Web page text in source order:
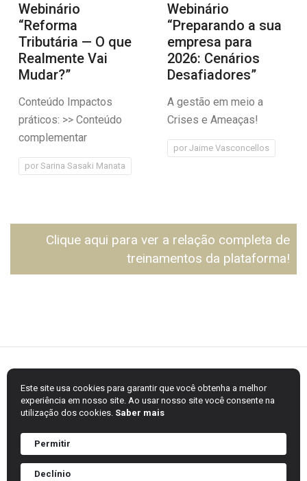
Webinário
“Reforma
Tributária — O que
Realmente Vai
Mudar?”
Conteúdo Impactos
práticos: >> Conteúdo
complementar
por Sarina Sasaki Manata
Webinário
“Preparando a sua
empresa para
2026: Cenários
Desafiadores”
A gestão em meio a
Crises e Ameaças!
porJaime Vasconcellos
Clique aqui para ver a relação completa de
treinamentos da plataforma!
Este site usa cookies para garantir que você obtenha a melhor
experiência em nosso site. Ao usar nosso site você consente na
utilização dos cookies. Saber mais
Permitir
Declínio
Sincomavi - Todos os direitos reservados
Home
Informações importantes